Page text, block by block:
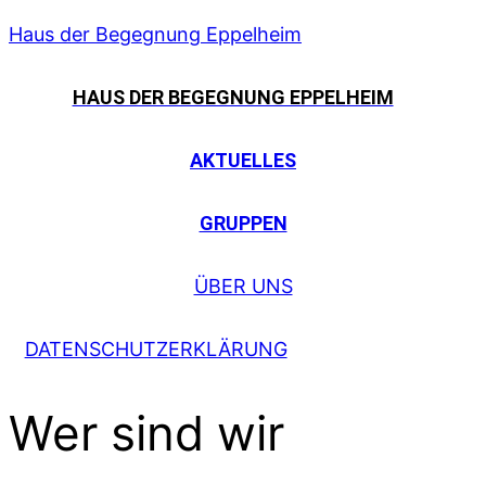
Haus der Begegnung Eppelheim
HAUS DER BEGEGNUNG EPPELHEIM
AKTUELLES
GRUPPEN
ÜBER UNS
DATENSCHUTZERKLÄRUNG
Wer sind wir